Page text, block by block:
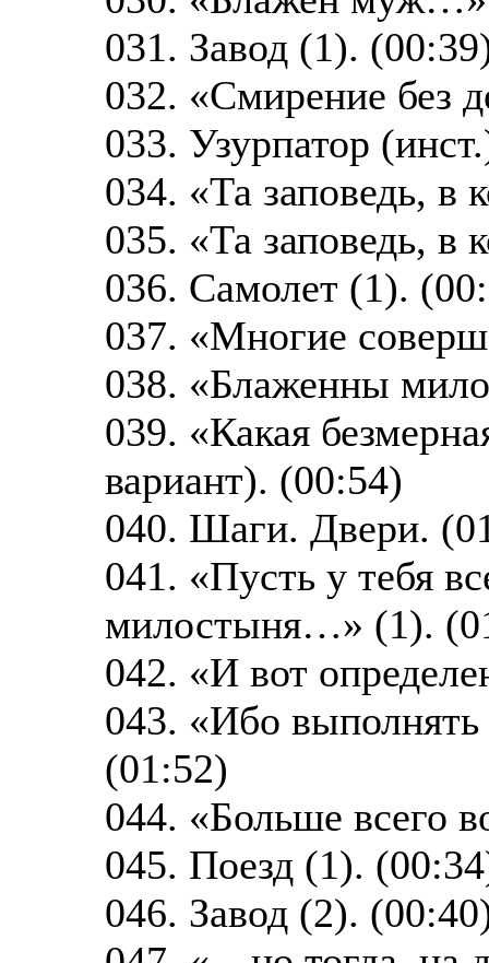
031. Завод (1).
032. «Смирение без
033. Узурпатор
034. «Та заповедь, в
035. «Та заповедь, в
036. Самолет (1).
037. «Многие
038. «Блаженны
039. «Какая
вариант). (00:54)
040. Шаги. Двери.
041. «Пусть у тебя
милостыня…» (1).
042. «И вот
043. «Ибо
(01:52)
044. «Больше всего
045. Поезд (1).
046. Завод (2).